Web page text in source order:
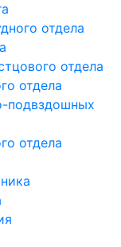
отдела
отдела
отдела
подвздошных
отдела